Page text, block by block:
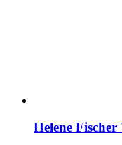
Helene Fischer